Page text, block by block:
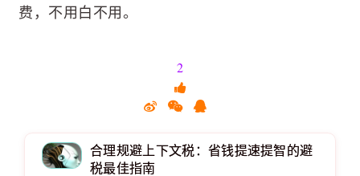
费，不用白不用。
2
合理规避上下文税：省钱提速提智的避
税最佳指南